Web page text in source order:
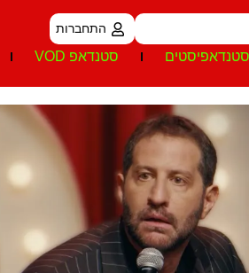
התחברות
סטנדאפיסטים סטנדאפ VOD